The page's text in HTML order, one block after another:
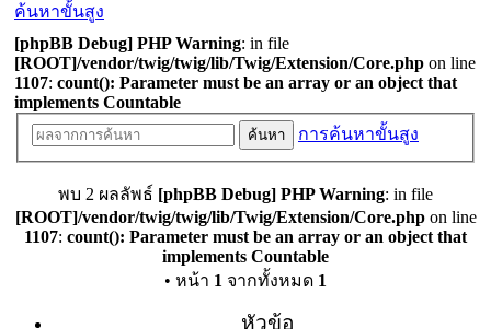
ค้นหาขั้นสูง
[phpBB Debug] PHP Warning: in file
[ROOT]/vendor/twig/twig/lib/Twig/Extension/Core.php on line
1107: count(): Parameter must be an array or an object that
implements Countable
ค้นหา การค้นหาขั้นสูง
พบ 2 ผลลัพธ์ [phpBB Debug] PHP Warning: in file
[ROOT]/vendor/twig/twig/lib/Twig/Extension/Core.phpon line
1107: count(): Parameter must be an array or an object that
implements Countable
• หน้า 1 จากทั้งหมด 1
หัวข้อ